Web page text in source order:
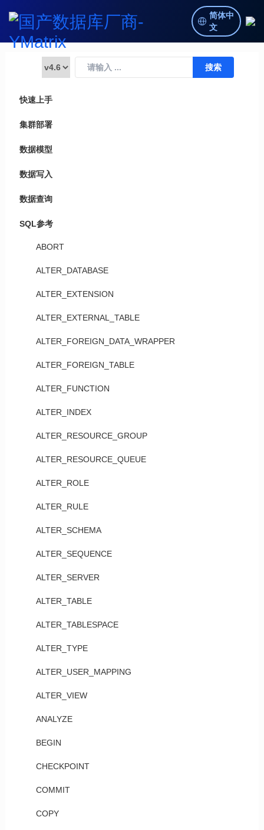
简体中
文
快速上手
集群部署
数据模型
数据写入
数据查询
SQL参考
ABORT
ALTER_DATABASE
ALTER_EXTENSION
ALTER_EXTERNAL_TABLE
ALTER_FOREIGN_DATA_WRAPPER
ALTER_FOREIGN_TABLE
ALTER_FUNCTION
ALTER_INDEX
ALTER_RESOURCE_GROUP
ALTER_RESOURCE_QUEUE
ALTER_ROLE
ALTER_RULE
ALTER_SCHEMA
ALTER_SEQUENCE
ALTER_SERVER
ALTER_TABLE
ALTER_TABLESPACE
ALTER_TYPE
ALTER_USER_MAPPING
ALTER_VIEW
ANALYZE
BEGIN
CHECKPOINT
COMMIT
COPY